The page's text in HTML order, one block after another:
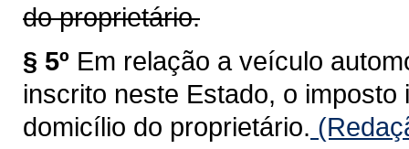
do proprietário.
§ 5º Em relação a veículo
inscrito neste Estado, o
domicílio do proprietário.